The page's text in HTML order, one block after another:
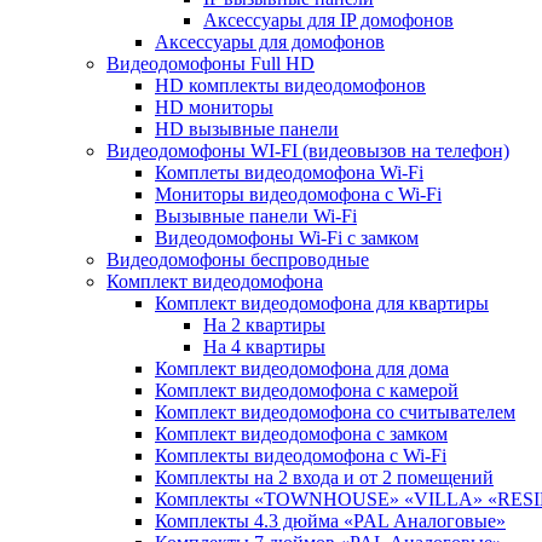
Аксессуары для IP домофонов
Аксессуары для домофонов
Видеодомофоны Full HD
HD комплекты видеодомофонов
HD мониторы
HD вызывные панели
Видеодомофоны WI-FI (видеовызов на телефон)
Комплеты видеодомофона Wi-Fi
Мониторы видеодомофона с Wi-Fi
Вызывные панели Wi-Fi
Видеодомофоны Wi-Fi с замком
Видеодомофоны беспроводные
Комплект видеодомофона
Комплект видеодомофона для квартиры
На 2 квартиры
На 4 квартиры
Комплект видеодомофона для дома
Комплект видеодомофона с камерой
Комплект видеодомофона со считывателем
Комплект видеодомофона c замком
Комплекты видеодомофона с Wi-Fi
Комплекты на 2 входа и от 2 помещений
Комплекты «TOWNHOUSE» «VILLA»
Комплекты 4.3 дюйма «PAL Аналоговые»